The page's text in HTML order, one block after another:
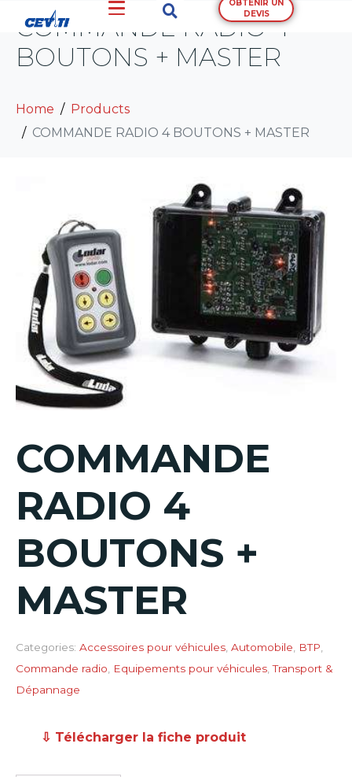
OBTENIR UN
DEVIS
COMMANDE RADIO 4
BOUTONS + MASTER
Home
Products
COMMANDE RADIO 4 BOUTONS + MASTER
COMMANDE
RADIO 4
BOUTONS +
MASTER
Categories: Accessoires pour véhicules Automobile BTP
Commande radio
Equipements pour véhicules ,Transport &
Dépannage
⇩ Télécharger la fiche produit